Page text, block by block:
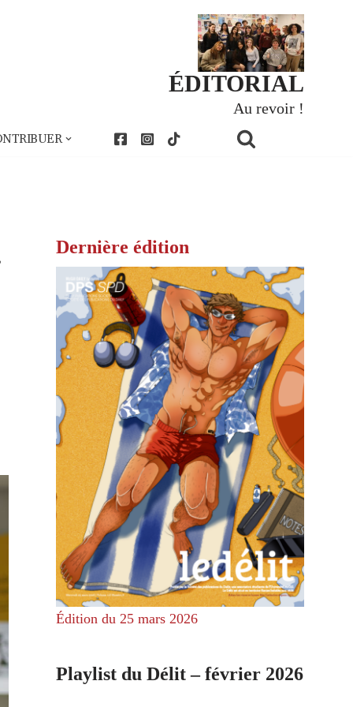
ÉDITORIAL
Au revoir !
Dernière édition
Édition du 25 mars 2026
Playlist du Délit – février 2026